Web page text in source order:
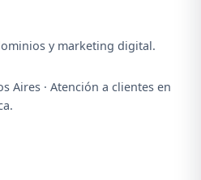
y marketing digital.
Aires · Atención a clientes en